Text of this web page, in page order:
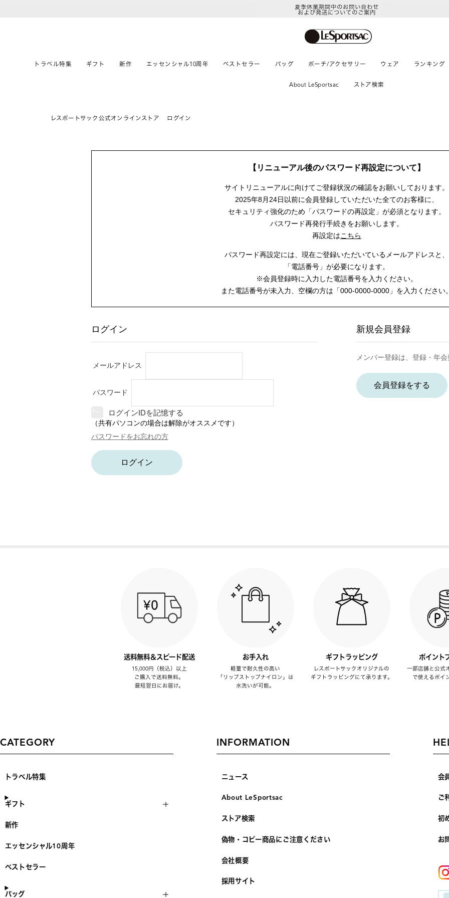
夏季休業期間中のお問い合わせ
および発送についてのご案内
トラベル特集 ギフト 新作 エッセンシャル10周年 ベストセラー バッグ ポーチ/アクセサリー ウェア ランキング
About LeSportsac ストア検索
レスポートサック公式オンラインストア ログイン
【リニューアル後のパスワード再設定について】
サイトリニューアルに向けてご登録状況の確認をお願いしております。
2025年8月24日以前に会員登録していただいた全てのお客様に、
セキュリティ強化のため「パスワードの再設定」が必須となります。
パスワード再発行手続きをお願いします。
再設定はこちら
パスワード再設定には、 現在ご登録いただいているメールアドレスと、
「電話番号」が必要になります。
※会員登録時に入力した電話番号を入力ください。
また電話番号が未入力、空欄の方は 「000-0000-0000」を入力ください。
ログイン
メールアドレス
パスワード
ログインIDを記憶する
（共有パソコンの場合は解除がオススメです）
パスワードをお忘れの方
ログイン
新規会員登録
メンバー登録は、登録・年会
会員登録をする
送料無料＆スピード配送
15,000円（税込）以上
ご購入で送料無料。
最短翌日にお届け。
お手入れ
軽量で耐久性の高い
「リップストップナイロン」は
水洗いが可能。
ギフトラッピング
レスポートサックオリジナルの
ギフトラッピングにて承ります。
ポイント
一部店舗と公式
で使えるポイ
CATEGORY
トラベル特集
ギフト
新作
エッセンシャル10周年
ベストセラー
バッグ
INFORMATION
ニュース
About LeSportsac
ストア検索
偽物・コピー商品にご注意ください
会社概要
採用サイト
会
ご
初
お